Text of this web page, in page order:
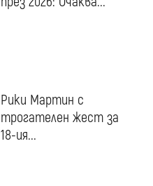
Рики Мартин с
трогателен жест за
18-ия...